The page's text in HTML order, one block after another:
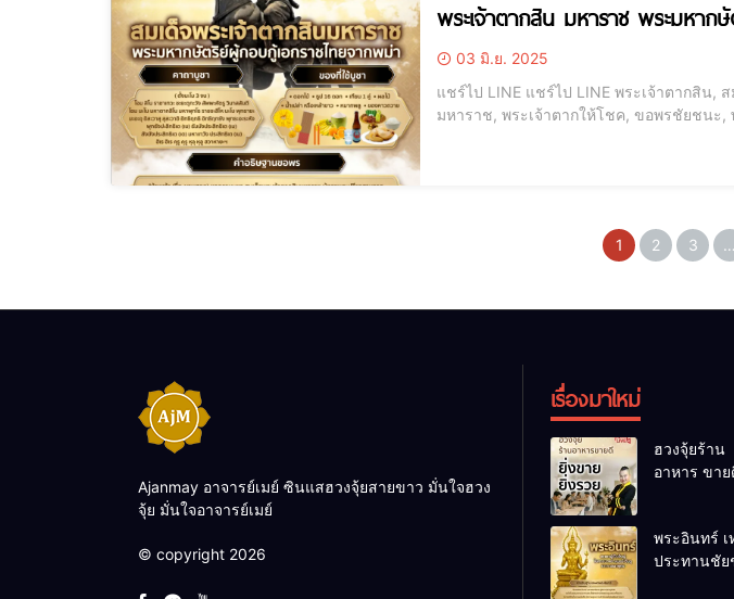
พระเจ้าตากสิน มหาราช พระมหาก
03 มิ.ย. 2025
แชร์ไป LINE แชร์ไป LINE พระเจ้าตากสิน, สมเด็จพระเจ้าตากสิน, คาถาพระเจ้าตาก, บูชาพระเจ้าตาก, พระมหากษัตริย์ไทย, พระเจ้าตาก
มหาราช, พระเจ้าตากให้โชค, ขอพรชัยชนะ,
1 2 3 …
Ajanmay อาจารย์เมย์ ซินแสฮวงจุ้ยสายขาว มั่นใจฮวง
จุ้ย มั่นใจอาจารย์เมย์
© copyright 2026
เรื่องมาใหม่
ฮวงจุ้ยร้าน
อาหาร ขาย
ปรับร้านให้
แน่นตลอดปี
พระอินทร์ เ
ประทานชัย